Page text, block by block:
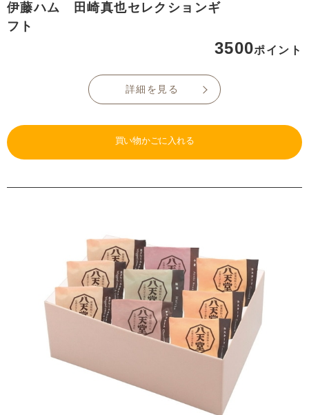
伊藤ハム 田崎真也セレクションギ
フト
3500ポイント
詳細を見る
買い物かごに入れる